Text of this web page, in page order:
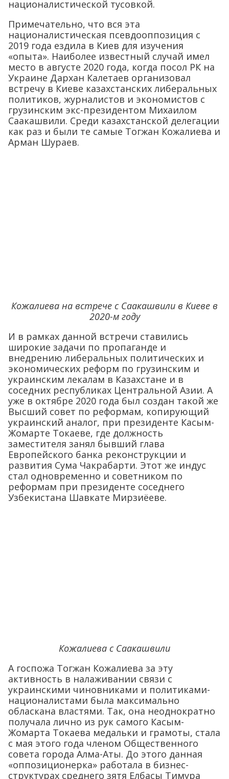
националистической тусовкой.
Примечательно, что вся эта
националистическая псевдооппозиция с
2019 года ездила в Киев для изучения
«опыта». Наиболее известный случай имел
место в августе 2020 года, когда посол РК на
Украине Дархан Калетаев организовал
встречу в Киеве казахстанских либеральных
политиков, журналистов и экономистов с
грузинским экс-президентом Михаилом
Саакашвили. Среди казахстанской делегации
как раз и были те самые Тогжан Кожалиева и
Арман Шураев.
Кожалиева на встрече с Саакашвили в Киеве в
2020-м году
И в рамках данной встречи ставились
широкие задачи по пропаганде и
внедрению либеральных политических и
экономических реформ по грузинским и
украинским лекалам в Казахстане и в
соседних республиках Центральной Азии. А
уже в октябре 2020 года был создан такой же
Высший совет по реформам, копирующий
украинский аналог, при президенте Касым-
Жомарте Токаеве, где должность
заместителя занял бывший глава
Европейского банка реконструкции и
развития Сума Чакрабарти. Этот же индус
стал одновременно и советником по
реформам при президенте соседнего
Узбекистана Шавкате Мирзиёеве.
Кожалиева с Саакашвили
А госпожа Тогжан Кожалиева за эту
активность в налаживании связи с
украинскими чиновниками и политиками-
националистами была максимально
обласкана властями. Так, она неоднократно
получала лично из рук самого Касым-
Жомарта Токаева медальки и грамоты, стала
с мая этого года членом Общественного
совета города Алма-Аты. До этого данная
«оппозиционерка» работала в бизнес-
структурах среднего зятя Елбасы Тимура